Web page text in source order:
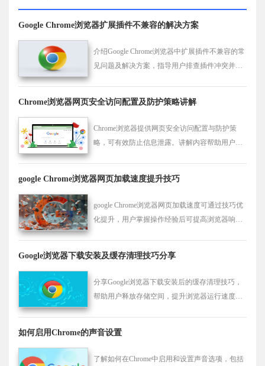
Google Chrome浏览器扩展插件不兼容的解决方案
介绍Google Chrome浏览器中扩展插件不兼容的常
见问题及解决方案，指导用户排查插件冲突并采
Chrome浏览器网页安全访问配置及防护策略讲解
Chrome浏览器提供网页安全访问配置与防护策
略，可有效防止信息泄露。讲解内容帮助用户构
google Chrome浏览器网页加载速度提升技巧
google Chrome浏览器网页加载速度可通过技巧优
化提升，用户掌握操作经验后可提高浏览器响应
Google浏览器下载安装及缓存清理技巧分享
分享Google浏览器下载安装后的缓存清理技巧，
帮助用户释放存储空间，提升浏览器运行速度和
如何启用Chrome的声音设置
了解如何在Chrome中启用和设置声音选项，包括